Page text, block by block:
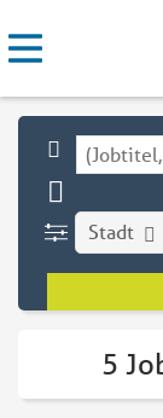
Stadt
5